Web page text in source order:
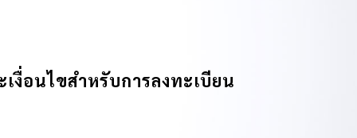
งื่อนไขสำหรับการลงทะเบียน